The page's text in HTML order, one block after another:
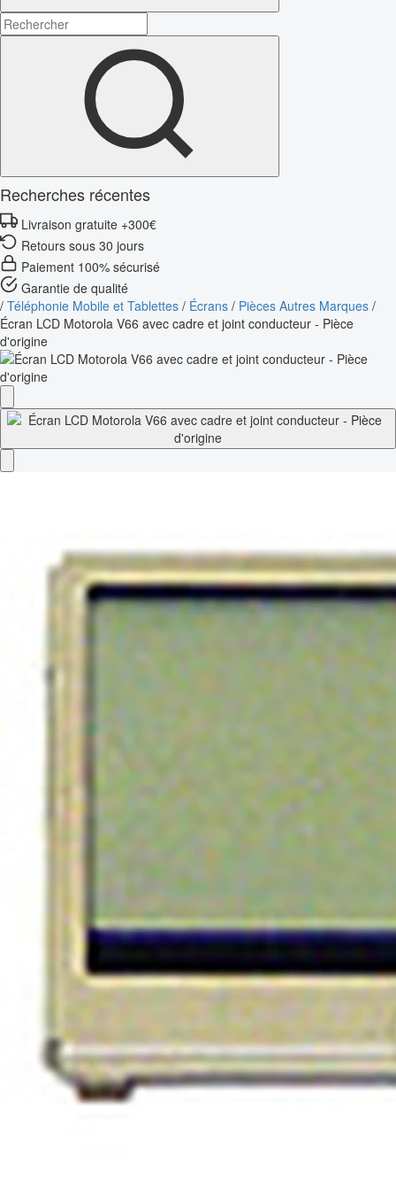
Recherches récentes
Livraison gratuite +300€
Retours sous 30 jours
Paiement 100% sécurisé
Garantie de qualité
/ Téléphonie Mobile et Tablettes / Écrans / Pièces Autres Marques /
Écran LCD Motorola V66 avec cadre et joint conducteur - Pièce
d'origine